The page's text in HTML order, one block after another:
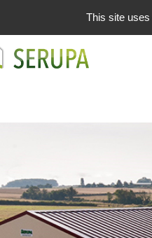
This site